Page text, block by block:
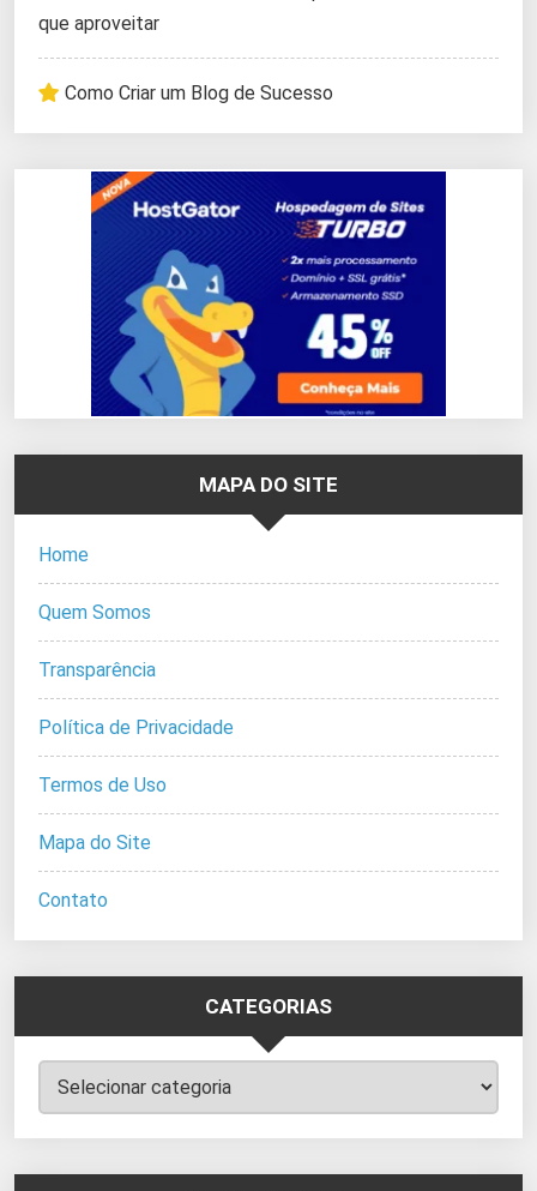
que aproveitar
Como Criar um Blog de Sucesso
MAPA DO SITE
Home
Quem Somos
Transparência
Política de Privacidade
Termos de Uso
Mapa do Site
Contato
CATEGORIAS
Categorias